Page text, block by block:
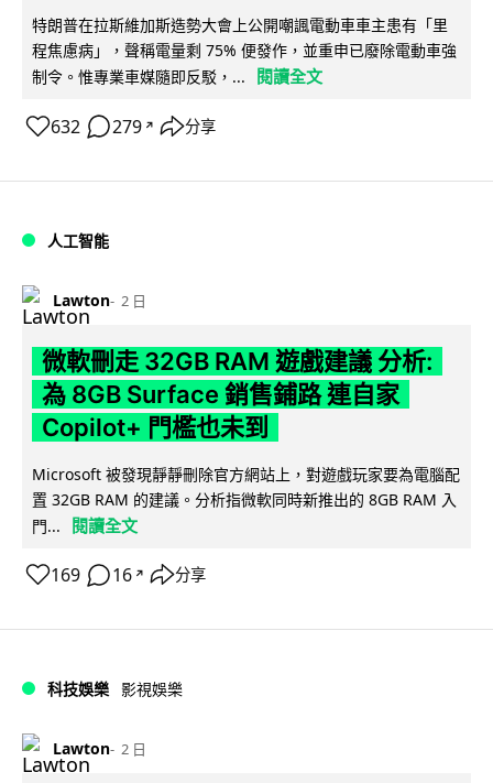
特朗普在拉斯維加斯造勢大會上公開嘲諷電動車車主患有「里
程焦慮病」，聲稱電量剩 75% 便發作，並重申已廢除電動車強
制令。惟專業車媒隨即反駁，...
閱讀全文
632 279 ↗ 分享
人工智能
Lawton 2 日
微軟刪走 32GB RAM 遊戲建議 分析:
為 8GB Surface 銷售鋪路 連自家
Copilot+ 門檻也未到
Microsoft 被發現靜靜刪除官方網站上，對遊戲玩家要為電腦配
置 32GB RAM 的建議。分析指微軟同時新推出的 8GB RAM 入
門...
閱讀全文
169 16 ↗ 分享
科技娛樂 影視娛樂
Lawton 2 日